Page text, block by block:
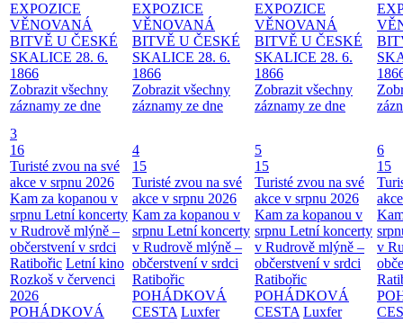
EXPOZICE
VĚNOVANÁ
BITVĚ U ČESKÉ
SKALICE 28. 6.
1866
Zobrazit všechny
záznamy ze dne
EXPOZICE
VĚNOVANÁ
BITVĚ U ČESKÉ
SKALICE 28. 6.
1866
Zobrazit všechny
záznamy ze dne
EXPOZICE
VĚNOVANÁ
BITVĚ U ČESKÉ
SKALICE 28. 6.
1866
Zobrazit všechny
záznamy ze dne
3
16
Turisté zvou na své
akce v srpnu 2026
Kam za kopanou v
srpnu Letní koncerty
v Rudrově mlýně –
občerstvení v srdci
Ratibořic Letní kino
Rozkoš v červenci
2026
POHÁDKOVÁ
4
15
Turisté zvou na své
akce v srpnu 2026
Kam za kopanou v
srpnu Letní koncerty
v Rudrově mlýně –
občerstvení v srdci
Ratibořic
POHÁDKOVÁ
CESTA Luxfer
5
15
Turisté zvou na své
akce v srpnu 2026
Kam za kopanou v
srpnu Letní koncerty
v Rudrově mlýně –
občerstvení v srdci
Ratibořic
POHÁDKOVÁ
CESTA Luxfer
6
15
v